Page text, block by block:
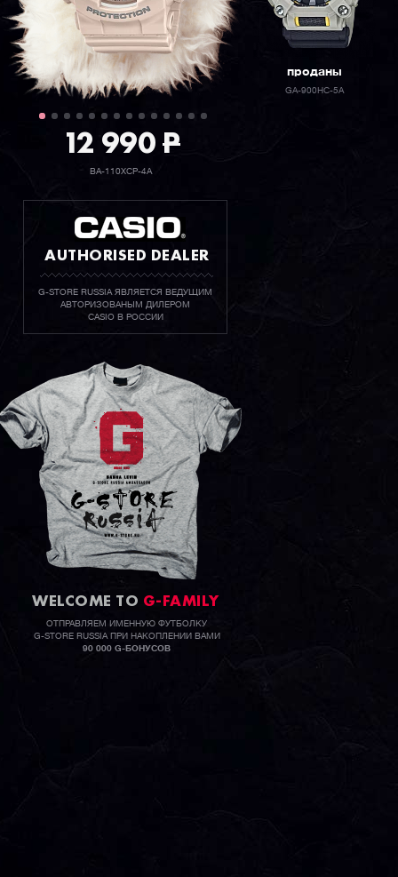
12 990P
BA-110XCP-4A
AUTHORISED DEALER
G-STORE RUSSIA ЯВЛЯЕТСЯ ВЕДУЩИМ
АВТОРИЗОВАНЫМ ДИЛЕРОМ
CASIO В РОССИИ
WELCOME TO G-FAMILY
ОТПРАВЛЯЕМ ИМЕННУЮ ФУТБОЛКУ
G-STORE RUSSIA ПРИ НАКОПЛЕНИИ ВАМИ
90 000 G-БОНУСОВ
проданы
GA-900HC-5A